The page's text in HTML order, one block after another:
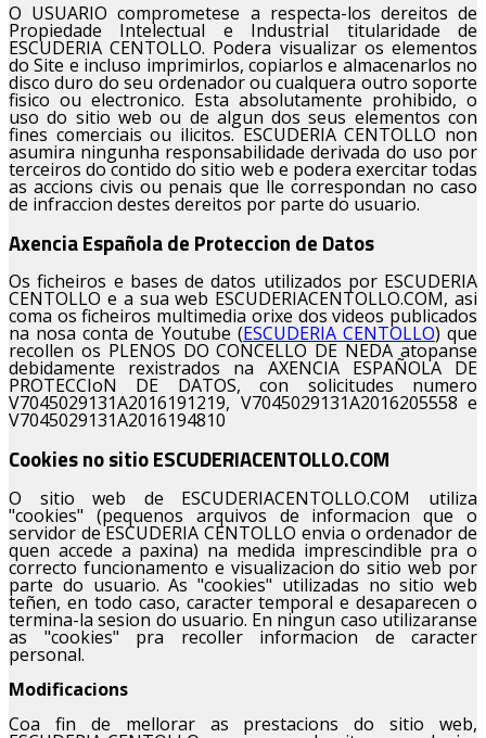
O USUARIO comprometese a respecta-los dereitos de
Propiedade Intelectual e Industrial titularidade de
ESCUDERIA CENTOLLO. Podera visualizar os elementos
do Site e incluso imprimirlos, copiarlos e almacenarlos no
disco duro do seu ordenador ou cualquera outro soporte
fisico ou electronico. Esta absolutamente prohibido, o
uso do sitio web ou de algun dos seus elementos con
fines comerciais ou ilicitos. ESCUDERIA CENTOLLO non
asumira ningunha responsabilidade derivada do uso por
terceiros do contido do sitio web e podera exercitar todas
as accions civis ou penais que lle correspondan no caso
de infraccion destes dereitos por parte do usuario.
Axencia Española de Proteccion de Datos
Os ficheiros e bases de datos utilizados por ESCUDERIA
CENTOLLO e a sua web ESCUDERIACENTOLLO.COM, asi
coma os ficheiros multimedia orixe dos videos publicados
na nosa conta de Youtube (ESCUDERIA CENTOLLO) que
recollen os PLENOS DO CONCELLO DE NEDA atopanse
debidamente rexistrados na AXENCIA ESPAÑOLA DE
PROTECCIoN DE DATOS, con solicitudes numero
V7045029131A2016191219, V7045029131A2016205558 e
V7045029131A2016194810
Cookies no sitio ESCUDERIACENTOLLO.COM
O sitio web de ESCUDERIACENTOLLO.COM utiliza
"cookies" (pequenos arquivos de informacion que o
servidor de ESCUDERIA CENTOLLO envia o ordenador de
quen accede a paxina) na medida imprescindible pra o
correcto funcionamento e visualizacion do sitio web por
parte do usuario. As "cookies" utilizadas no sitio web
teñen, en todo caso, caracter temporal e desaparecen o
termina-la sesion do usuario. En ningun caso utilizaranse
as "cookies" pra recoller informacion de caracter
personal.
Modificacions
Coa fin de mellorar as prestacions do sitio web,